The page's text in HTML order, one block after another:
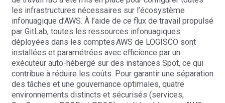
les infrastructures nécessaires sur l’écosystème
infonuagique d’AWS. À l’aide de ce flux de travail propulsé
par GitLab, toutes les ressources infonuagiques
déployées dans les comptes AWS de LOGISCO sont
installées et paramétrées avec efficience par un
exécuteur auto-hébergé sur des instances Spot, ce qui
contribue à réduire les coûts. Pour garantir une séparation
des tâches et une gouvernance optimales, quatre
environnements distincts et sécurisés (services,